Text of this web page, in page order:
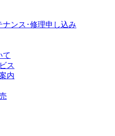
ナンス･修理申し込み
て
ス
内